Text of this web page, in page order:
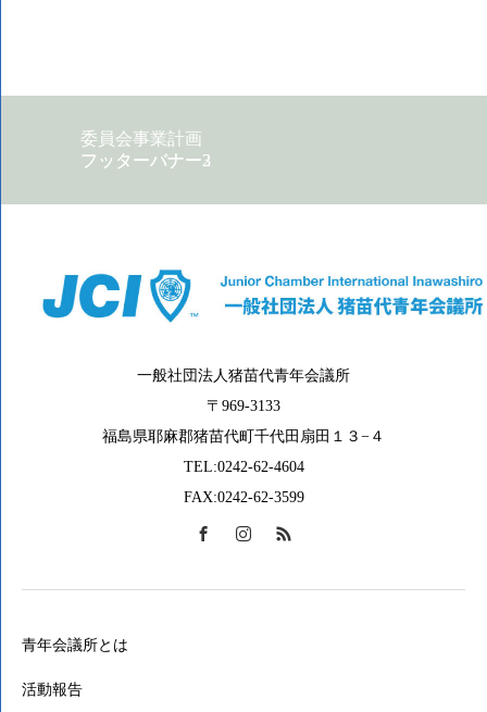
委員会事業計画
フッターバナー2
フッターバナー3
一般社団法人猪苗代青年会議所
〒969-3133
福島県耶麻郡猪苗代町千代田扇田１３−４
TEL:0242-62-4604
FAX:0242-62-3599
青年会議所とは
活動報告